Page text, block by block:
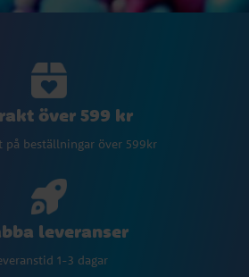
över 599 kr
på beställningar över 599kr
leveranser
1-3 dagar